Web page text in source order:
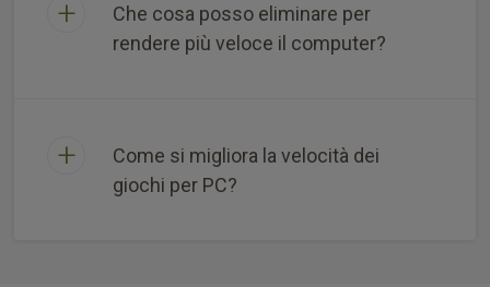
Che cosa posso eliminare per
rendere più veloce il computer?
Come si migliora la velocità dei
giochi per PC?